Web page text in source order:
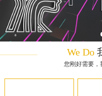
We Do
您刚好需要，